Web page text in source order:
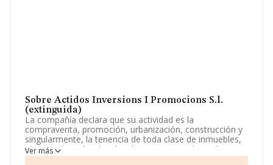
Sobre Actidos Inversions I Promocions S.l.
(extinguida)
La compañía declara que su actividad es la
compraventa, promoción, urbanización, construcción y
singularmente, la tenencia de toda clase de inmuebles,
ya sean viviendas, locales de negocio o industriales, etc.
La sociedad está inscrita en el Registro Mercantil como
Ver más